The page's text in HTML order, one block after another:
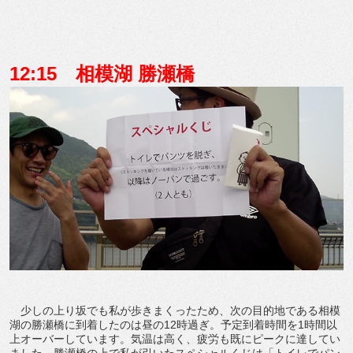
12:15 相模湖 勝瀬橋
少しの上り坂でも私が歩きまくったため、次の目的地である相模
湖の勝瀬橋に到着したのは昼の12時過ぎ。予定到着時間を1時間以
上オーバーしています。気温は高く、疲労も既にピークに達してい